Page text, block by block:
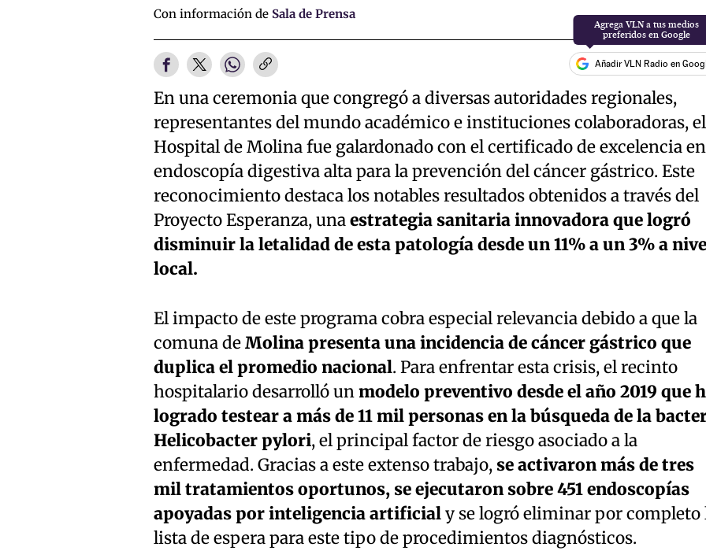
Con información de Sala de Prensa
Añadir VLN Radio en
Agrega VLN a tus medios
preferidos en Google
En una ceremonia que congregó a diversas autoridades regionales,
representantes del mundo académico e instituciones colaboradoras, el
Hospital de Molina fue galardonado con el certificado de excelencia en
endoscopía digestiva alta para la prevención del cáncer gástrico. Este
reconocimiento destaca los notables resultados obtenidos a través del
Proyecto Esperanza, unaestrategia sanitaria innovadora que logró
disminuir la letalidad de esta patología desde un 11% a un 3% a
local.
El impacto de este programa cobra especial relevancia debido a que la
comuna deMolina presenta una incidencia de cáncer gástrico que
duplica el promedio nacional. Para enfrentar esta crisis, el recinto
hospitalario desarrolló unmodelo preventivo desde el año 2019 que
logrado testear a más de 11 mil personas en la búsqueda de la
Helicobacter pylori, el principal factor de riesgo asociado a la
enfermedad. Gracias a este extenso trabajo, se activaron más de tres
mil tratamientos oportunos, se ejecutaron sobre 451 endoscopías
apoyadas por inteligencia artificialy se logró eliminar por completo
lista de espera para este tipo de procedimientos diagnósticos.